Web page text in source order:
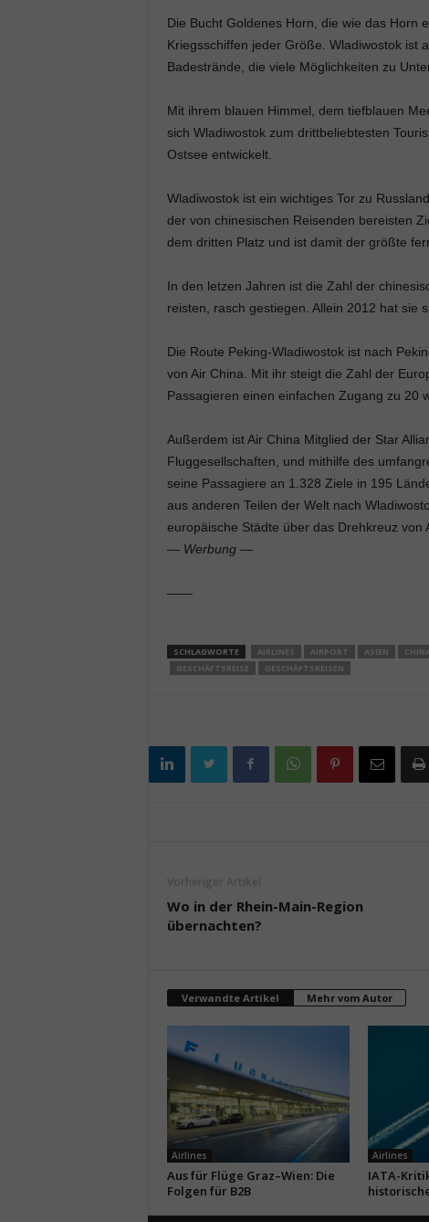
Die Bucht Goldenes Horn, die wie das Horn
Kriegsschiffen jeder Größe. Wladiwostok ist
Badestrände, die viele Möglichkeiten zu
Mit ihrem blauen Himmel, dem tiefblauen
sich Wladiwostok zum drittbeliebtesten
Ostsee entwickelt.
Wladiwostok ist ein wichtiges Tor zu
der von chinesischen Reisenden bereisten
dem dritten Platz und ist damit der größte
In den letzen Jahren ist die Zahl der
reisten, rasch gestiegen. Allein 2012 hat sie
Die Route Peking-Wladiwostok ist nach
von Air China. Mit ihr steigt die Zahl der
Passagieren einen einfachen Zugang zu 20
Außerdem ist Air China Mitglied der Star
Fluggesellschaften, und mithilfe des
seine Passagiere an 1.328 Ziele in 195
aus anderen Teilen der Welt nach
europäische Städte über das Drehkreuz von
— Werbung—
——
SCHLAGWORTE AIRLINES AIRPORT ASIEN
GESCHÄFTSREISE
GESCHÄFTSREISEN
Wo in der Rhein-Main-Region
übernachten?
Verwandte Artikel Mehr vom Autor
Airlines
Aus für Flüge Graz–Wien: Die
Folgen für B2B
Airlines
IATA-